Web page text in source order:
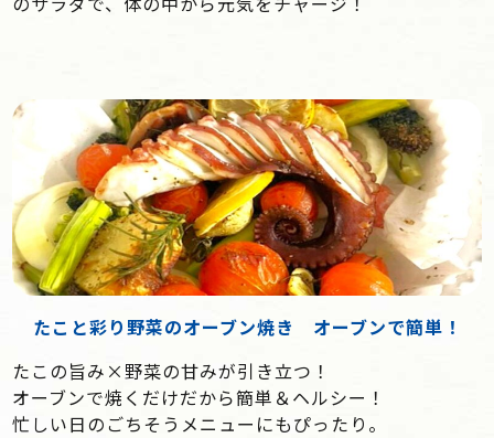
たこと彩り野菜のオーブン焼き オーブンで簡単！
たこの旨み×野菜の甘みが引き立つ！
オーブンで焼くだけだから簡単＆ヘルシー！
忙しい日のごちそうメニューにもぴったり。